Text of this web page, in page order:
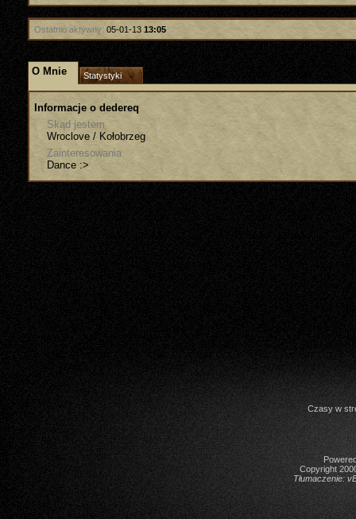
Ostatnio aktywny: 05-01-13 13:05
O Mnie Statystyki
Informacje o dedereq
Skąd jestem
Wroclove / Kołobrzeg
Zainteresowania
Dance :>
Czasy w
Copyright
Tłumaczenie: